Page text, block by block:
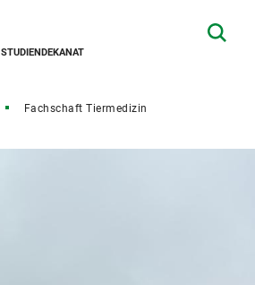
STUDIENDEKANAT
Fachschaft Tiermedizin